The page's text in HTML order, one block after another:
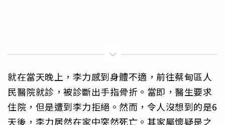
就在當天晚上，李力感到身體不適，前往蔡甸區人
民醫院就診，被診斷出手指骨折。當即，醫生要求
住院，但是遭到李力拒絕。然而，令人沒想到的是6
天後，李力居然在家中突然死亡。其家屬懷疑是之